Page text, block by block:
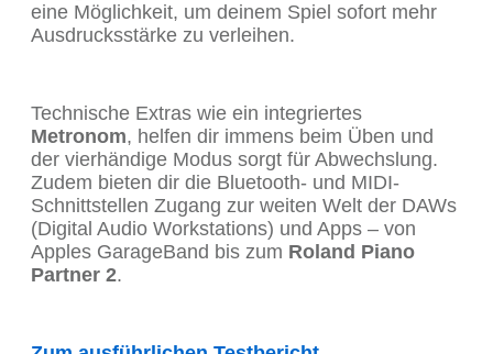
eine Möglichkeit, um deinem Spiel sofort mehr
Ausdrucksstärke zu verleihen.
Technische Extras wie ein integriertes
Metronom, helfen dir immens beim Üben und
der vierhändige Modus sorgt für Abwechslung.
Zudem bieten dir die Bluetooth- und MIDI-
Schnittstellen Zugang zur weiten Welt der DAWs
(Digital Audio Workstations) und Apps – von
Apples GarageBand bis zum Roland Piano
Partner 2.